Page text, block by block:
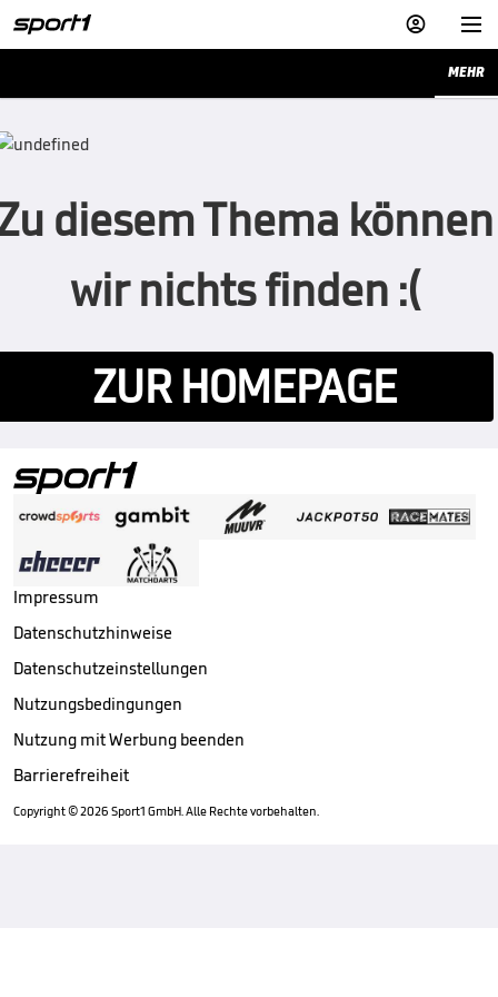


MEHR
diesem Thema können
wir nichts finden :(
ZUR HOMEPAGE
Impressum
Datenschutzhinweise
Datenschutzeinstellungen
Nutzungsbedingungen
Nutzung mit Werbung beenden
Barrierefreiheit
Copyright ©2026 Sport1 GmbH. Alle Rechte vorbehalten.